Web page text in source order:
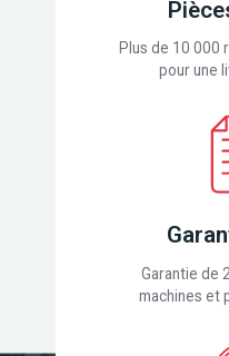
Plus de 10 000
pour une
Garantie de
machines et